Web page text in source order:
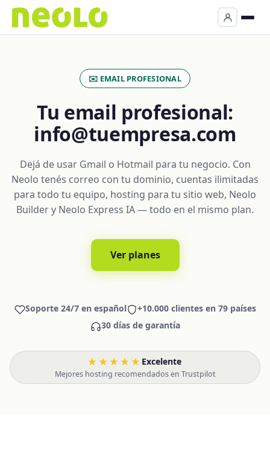
✉️ EMAIL PROFESIONAL
Tu email profesional:
info@tuempresa.com
Dejá de usar Gmail o Hotmail para tu negocio. Con
Neolo tenés correo con tu dominio, cuentas ilimitadas
para todo tu equipo, hosting para tu sitio web, Neolo
Builder y Neolo Express IA — todo en el mismo plan.
Ver planes
Soporte 24/7 en español
+10.000 clientes en 79 países
30 días de garantía
★★★★★ Excelente·
Mejores hosting recomendados en Trustpilot